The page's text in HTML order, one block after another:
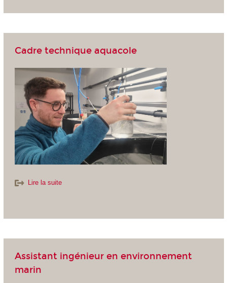
Cadre technique aquacole
Lire la suite
Assistant ingénieur en environnement
marin